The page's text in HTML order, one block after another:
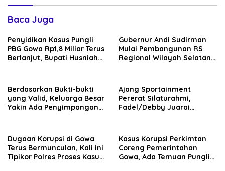
Baca Juga
Penyidikan Kasus Pungli
PBG Gowa Rp1,8 Miliar Terus
Berlanjut, Bupati Husniah
Gubernur Andi Sudirman
Mulai Pembangunan RS
Regional Wilayah Selatan
Berdasarkan Bukti-bukti
yang Valid, Keluarga Besar
Yakin Ada Penyimpangan
Ajang Sportainment
Pererat Silaturahmi,
Fadel/Debby Juarai
Dugaan Korupsi di Gowa
Terus Bermunculan, Kali ini
Tipikor Polres Proses Kasus
Kasus Korupsi Perkimtan
Coreng Pemerintahan
Gowa, Ada Temuan Pungli